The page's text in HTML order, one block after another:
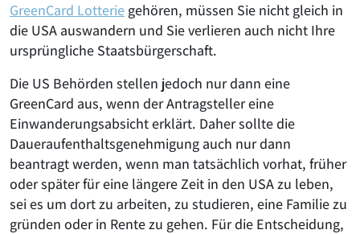
GreenCard Lotterie gehören, müssen Sie nicht gleich in
die USA auswandern und Sie verlieren auch nicht Ihre
ursprüngliche Staatsbürgerschaft.
Die US Behörden stellen jedoch nur dann eine
GreenCard aus, wenn der Antragsteller eine
Einwanderungsabsicht erklärt. Daher sollte die
Daueraufenthaltsgenehmigung auch nur dann
beantragt werden, wenn man tatsächlich vorhat, früher
oder später für eine längere Zeit in den USA zu leben,
sei es um dort zu arbeiten, zu studieren, eine Familie zu
gründen oder in Rente zu gehen. Für die Entscheidung,